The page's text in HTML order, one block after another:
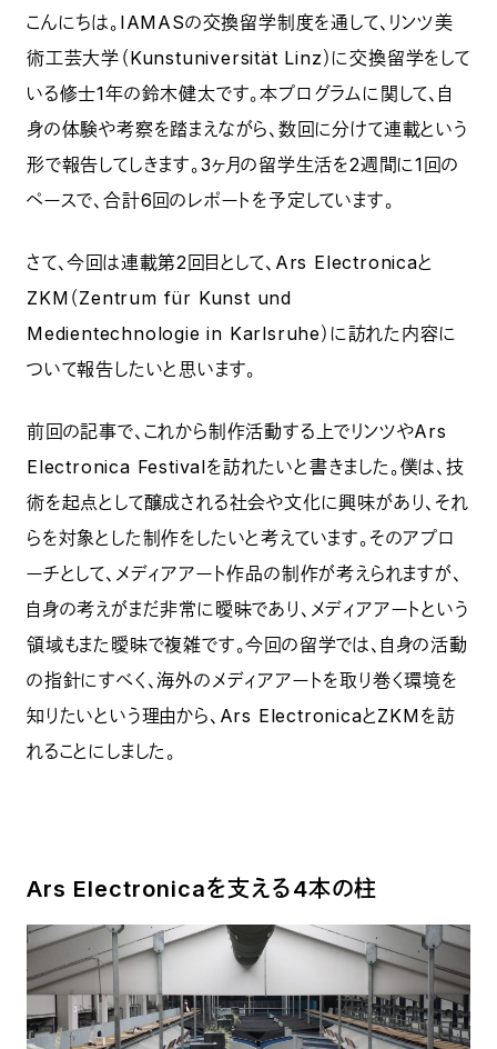
こんにちは。IAMASの交換留学制度を通して、リンツ美
術工芸大学（Kunstuniversität Linz）に交換留学をして
いる修士1年の鈴木健太です。本プログラムに関して、自
身の体験や考察を踏まえながら、数回に分けて連載という
形で報告してしきます。3ヶ月の留学生活を2週間に1回の
ペースで、合計6回のレポートを予定しています。
さて、今回は連載第2回目として、Ars Electronicaと
ZKM（Zentrum für Kunst und
Medientechnologie in Karlsruhe）に訪れた内容に
ついて報告したいと思います。
前回の記事で、これから制作活動する上でリンツやArs
Electronica Festivalを訪れたいと書きました。僕は、技
術を起点として醸成される社会や文化に興味があり、それ
らを対象とした制作をしたいと考えています。そのアプロ
ーチとして、メディアアート作品の制作が考えられますが、
自身の考えがまだ非常に曖昧であり、メディアアートという
領域もまた曖昧で複雑です。今回の留学では、自身の活動
の指針にすべく、海外のメディアアートを取り巻く環境を
知りたいという理由から、Ars ElectronicaとZKMを訪
れることにしました。
Ars Electronicaを支える4本の柱